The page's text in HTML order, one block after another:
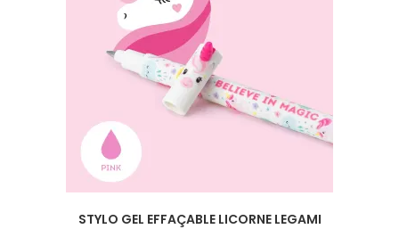
STYLO GEL EFFAÇABLE LICORNE LEGAMI